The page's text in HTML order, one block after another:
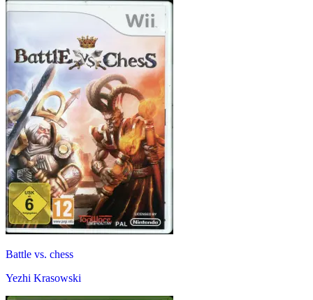
Battle vs. chess
Yezhi Krasowski